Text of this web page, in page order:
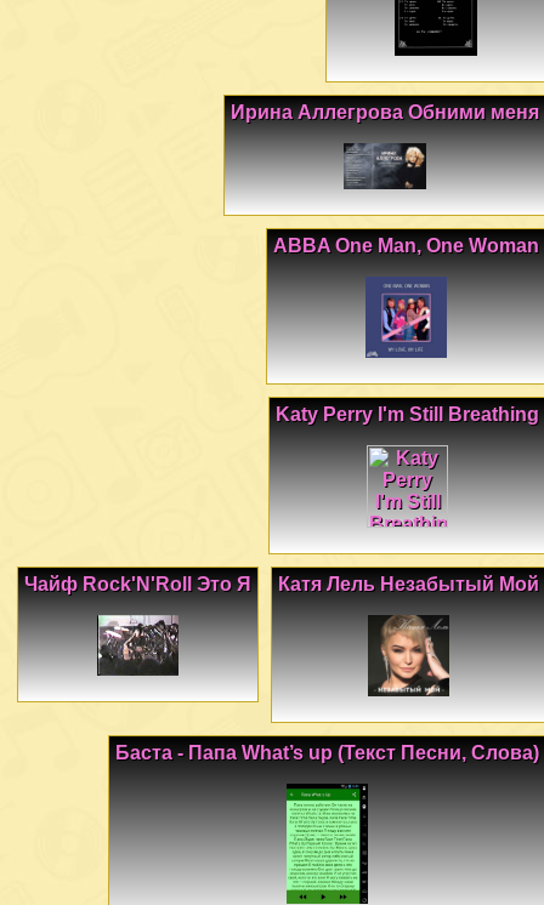
Ирина Аллегрова Обними меня
ABBA One Man, One Woman
Katy Perry I'm Still Breathing
Катя Лель Незабытый Мой
Чайф Rock'N'Roll Это Я
Баста - Папа What’s up (Текст Песни, Слова)